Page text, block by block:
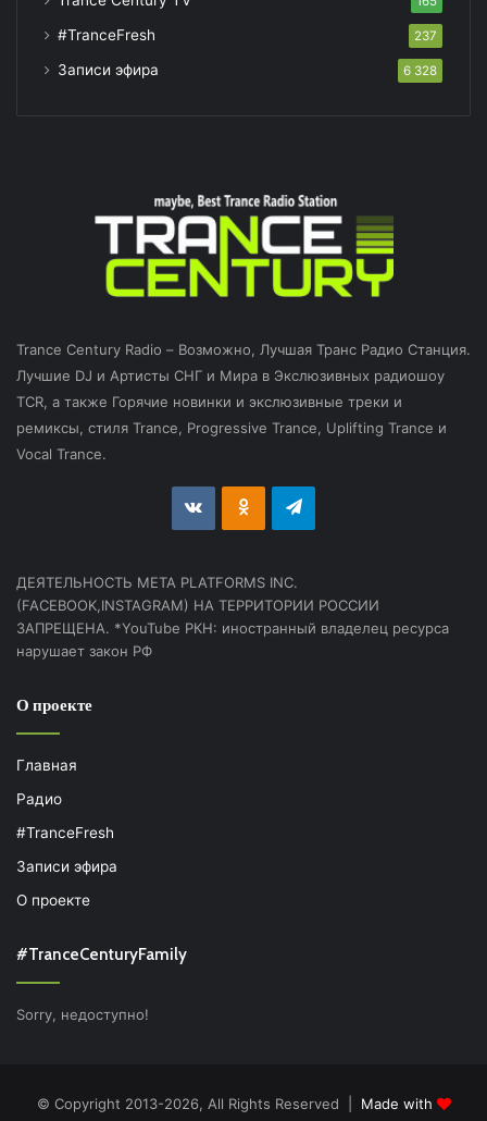
#TranceFresh 237
Записи эфира 6 328
Trance Century Radio – Возможно, Лучшая Транс Радио Станция.
Лучшие DJ и Артисты СНГ и Мира в Экслюзивных радиошоу
TCR, а также Горячие новинки и экслюзивные треки и
ремиксы, стиля Trance, Progressive Trance, Uplifting Trance и
Vocal Trance.
vk.com Odnoklassniki
Telegram
ДЕЯТЕЛЬНОСТЬ МЕТА PLATFORMS INC.
(FACEBOOK,INSTAGRAM) НА ТЕРРИТОРИИ РОССИИ
ЗАПРЕЩЕНА. *YouTube РКН: иностранный владелец ресурса
нарушает закон РФ
О проекте
Главная
Радио
#TranceFresh
Записи эфира
О проекте
#TranceCenturyFamily
Sorry, недоступно!
© Copyright 2013-2026, All Rights Reserved | Made with